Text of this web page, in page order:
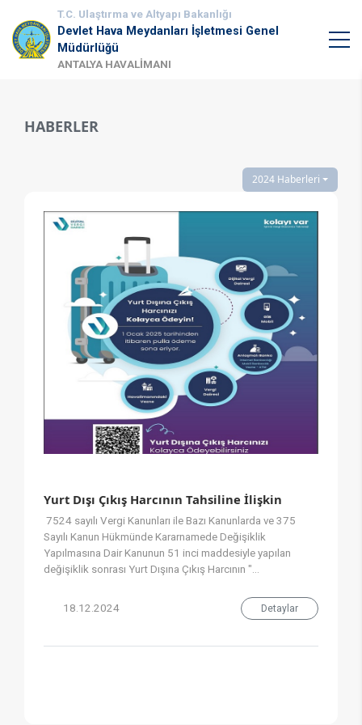
T.C. Ulaştırma ve Altyapı Bakanlığı
Devlet Hava Meydanları İşletmesi Genel
Müdürlüğü
ANTALYA HAVALİMANI
HABERLER
2024 Haberleri
Yurt Dışı Çıkış Harcının Tahsiline İlişkin
7524 sayılı Vergi Kanunları ile Bazı Kanunlarda ve 375
Sayılı Kanun Hükmünde Kararnamede Değişiklik
Yapılmasına Dair Kanunun 51 inci maddesiyle yapılan
değişiklik sonrası Yurt Dışına Çıkış Harcının "...
18.12.2024 Detaylar